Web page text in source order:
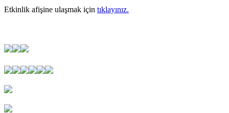
Etkinlik afişine ulaşmak için tıklayınız.